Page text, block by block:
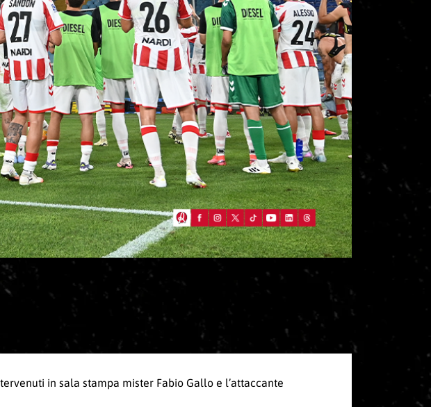
in sala stampa mister Fabio Gallo e l’attaccante